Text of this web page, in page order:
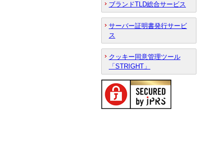
ブランドTLD総合サービス
サーバー証明書発行サービ
ス
クッキー同意管理ツール
「STRIGHT」